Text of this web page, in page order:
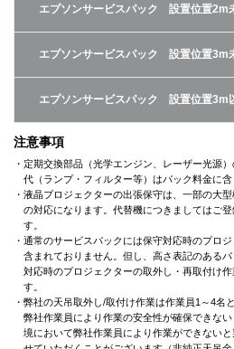
エプソンサービスパック 設置位置2m
エプソンサービスパック 設置位置3m
エプソンサービスパック 設置位置3m
注意事項
・定期交換部品（光学エンジン、レーザー光源
代（ランプ・フィルター等）はパック料金に含
・液晶プロジェクターの出張保守は、一部の大
の対応になります。代替機につきましてはご
す。
・通常のサービスパックには保守対応時のプロ
含まれておりません。但し、高さ表記のある
対応時のプロジェクターの取外し・再取付け
す。
・弊社の天吊取外し/取付け作業は作業員1～4名
弊社作業員により作業の安全性が確保できな
境において弊社作業員により作業ができない